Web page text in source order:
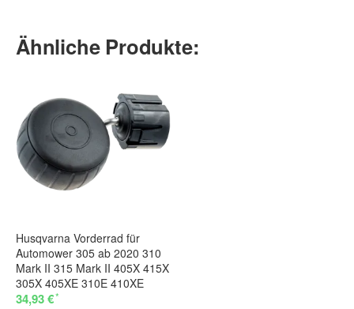
Ähnliche Produkte:
Husqvarna Vorderrad für
Automower 305 ab 2020 310
Mark II 315 Mark II 405X 415X
305X 405XE 310E 410XE
34,93 €*